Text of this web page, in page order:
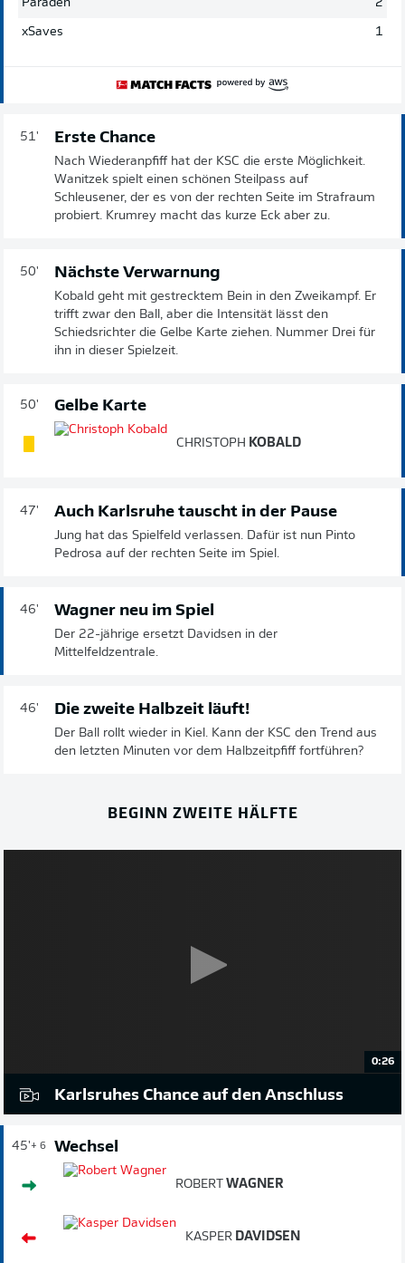
Paraden 2
xSaves 1
51' Erste Chance
Nach Wiederanpfiff hat der KSC die erste Möglichkeit.
Wanitzek spielt einen schönen Steilpass auf
Schleusener, der es von der rechten Seite im Strafraum
probiert. Krumrey macht das kurze Eck aber zu.
50' Nächste Verwarnung
Kobald geht mit gestrecktem Bein in den Zweikampf. Er
trifft zwar den Ball, aber die Intensität lässt den
Schiedsrichter die Gelbe Karte ziehen. Nummer Drei für
ihn in dieser Spielzeit.
50' Gelbe Karte
CHRISTOPH KOBALD
47' Auch Karlsruhe tauscht in der Pause
Jung hat das Spielfeld verlassen. Dafür ist nun Pinto
Pedrosa auf der rechten Seite im Spiel.
46' Wagner neu im Spiel
Der 22-jährige ersetzt Davidsen in der
Mittelfeldzentrale.
46' Die zweite Halbzeit läuft!
Der Ball rollt wieder in Kiel. Kann der KSC den Trend aus
den letzten Minuten vor dem Halbzeitpfiff fortführen?
BEGINN ZWEITE HÄLFTE
0:26
Karlsruhes Chance auf den Anschluss
45'+ 6 Wechsel
ROBERT WAGNER
KASPER DAVIDSEN